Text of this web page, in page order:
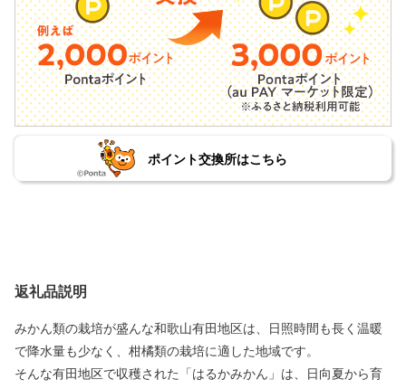
ポイント交換所はこちら
返礼品説明
みかん類の栽培が盛んな和歌山有田地区は、日照時間も長く温暖
で降水量も少なく、柑橘類の栽培に適した地域です。
そんな有田地区で収穫された「はるかみかん」は、日向夏から育